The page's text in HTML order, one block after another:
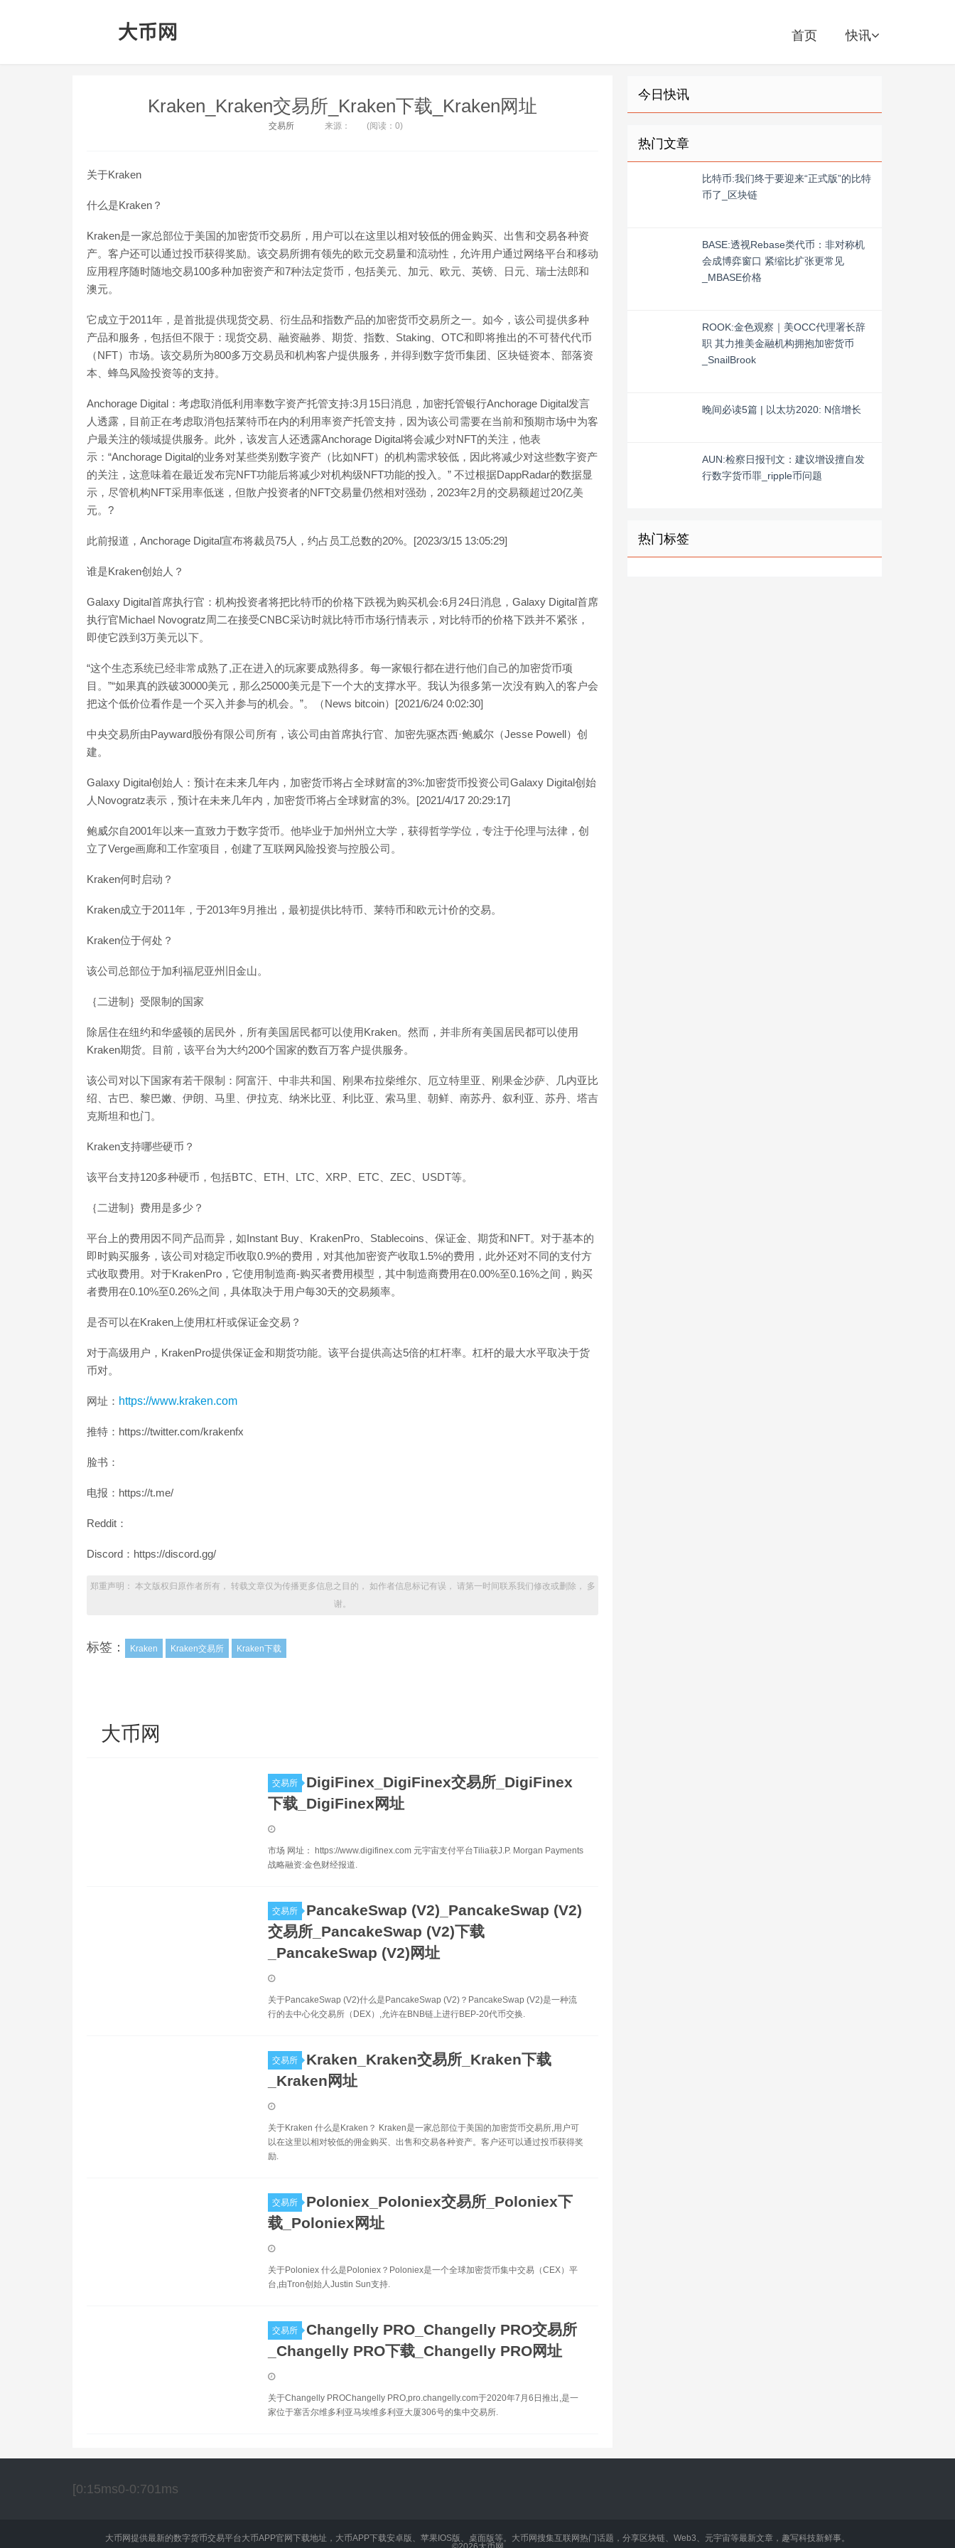
首页 快讯
Kraken_Kraken交易所_Kraken下载_Kraken网址
交易所 来源： (阅读：0)
关于Kraken
什么是Kraken？
Kraken是一家总部位于美国的加密货币交易所，用户可以在这里以相对较低的佣金购买、出售和交易各种资
产。客户还可以通过投币获得奖励。该交易所拥有领先的欧元交易量和流动性，允许用户通过网络平台和移动
应用程序随时随地交易100多种加密资产和7种法定货币，包括美元、加元、欧元、英镑、日元、瑞士法郎和
澳元。
它成立于2011年，是首批提供现货交易、衍生品和指数产品的加密货币交易所之一。如今，该公司提供多种
产品和服务，包括但不限于：现货交易、融资融券、期货、指数、Staking、OTC和即将推出的不可替代代币
（NFT）市场。该交易所为800多万交易员和机构客户提供服务，并得到数字货币集团、区块链资本、部落资
本、蜂鸟风险投资等的支持。
Anchorage Digital：考虑取消低利用率数字资产托管支持:3月15日消息，加密托管银行Anchorage Digital发言
人透露，目前正在考虑取消包括莱特币在内的利用率资产托管支持，因为该公司需要在当前和预期市场中为客
户最关注的领域提供服务。此外，该发言人还透露Anchorage Digital将会减少对NFT的关注，他表
示：“Anchorage Digital的业务对某些类别数字资产（比如NFT）的机构需求较低，因此将减少对这些数字资产
的关注，这意味着在最近发布完NFT功能后将减少对机构级NFT功能的投入。” 不过根据DappRadar的数据显
示，尽管机构NFT采用率低迷，但散户投资者的NFT交易量仍然相对强劲，2023年2月的交易额超过20亿美
元。?
此前报道，Anchorage Digital宣布将裁员75人，约占员工总数的20%。[2023/3/15 13:05:29]
谁是Kraken创始人？
Galaxy Digital首席执行官：机构投资者将把比特币的价格下跌视为购买机会:6月24日消息，Galaxy Digital首席
执行官Michael Novogratz周二在接受CNBC采访时就比特币市场行情表示，对比特币的价格下跌并不紧张，
即使它跌到3万美元以下。
“这个生态系统已经非常成熟了,正在进入的玩家要成熟得多。每一家银行都在进行他们自己的加密货币项
目。”“如果真的跌破30000美元，那么25000美元是下一个大的支撑水平。我认为很多第一次没有购入的客户会
把这个低价位看作是一个买入并参与的机会。”。（News bitcoin）[2021/6/24 0:02:30]
中央交易所由Payward股份有限公司所有，该公司由首席执行官、加密先驱杰西·鲍威尔（Jesse Powell）创
建。
Galaxy Digital创始人：预计在未来几年内，加密货币将占全球财富的3%:加密货币投资公司Galaxy Digital创始
人Novogratz表示，预计在未来几年内，加密货币将占全球财富的3%。[2021/4/17 20:29:17]
鲍威尔自2001年以来一直致力于数字货币。他毕业于加州州立大学，获得哲学学位，专注于伦理与法律，创
立了Verge画廊和工作室项目，创建了互联网风险投资与控股公司。
Kraken何时启动？
Kraken成立于2011年，于2013年9月推出，最初提供比特币、莱特币和欧元计价的交易。
Kraken位于何处？
该公司总部位于加利福尼亚州旧金山。
｛二进制｝受限制的国家
除居住在纽约和华盛顿的居民外，所有美国居民都可以使用Kraken。然而，并非所有美国居民都可以使用
Kraken期货。目前，该平台为大约200个国家的数百万客户提供服务。
该公司对以下国家有若干限制：阿富汗、中非共和国、刚果布拉柴维尔、厄立特里亚、刚果金沙萨、几内亚比
绍、古巴、黎巴嫩、伊朗、马里、伊拉克、纳米比亚、利比亚、索马里、朝鲜、南苏丹、叙利亚、苏丹、塔吉
克斯坦和也门。
Kraken支持哪些硬币？
该平台支持120多种硬币，包括BTC、ETH、LTC、XRP、ETC、ZEC、USDT等。
｛二进制｝费用是多少？
平台上的费用因不同产品而异，如Instant Buy、KrakenPro、Stablecoins、保证金、期货和NFT。对于基本的
即时购买服务，该公司对稳定币收取0.9%的费用，对其他加密资产收取1.5%的费用，此外还对不同的支付方
式收取费用。对于KrakenPro，它使用制造商-购买者费用模型，其中制造商费用在0.00%至0.16%之间，购买
者费用在0.10%至0.26%之间，具体取决于用户每30天的交易频率。
是否可以在Kraken上使用杠杆或保证金交易？
对于高级用户，KrakenPro提供保证金和期货功能。该平台提供高达5倍的杠杆率。杠杆的最大水平取决于货
币对。
网址： https://www.kraken.com
推特：https://twitter.com/krakenfx
脸书：
电报：https://t.me/
Reddit：
Discord：https://discord.gg/
郑重声明： 本文版权归原作者所有， 转载文章仅为传播更多信息之目的， 如作者信息标记有误， 请第一时间联系我们修改或删除， 多
谢。
标签： Kraken Kraken交易所 Kraken下载
大币网
交易所
DigiFinex_DigiFinex交易所_DigiFinex
下载_DigiFinex网址
市场 网址： https://www.digifinex.com 元宇宙支付平台Tilia获J.P. Morgan Payments
战略融资:金色财经报道.
交易所
PancakeSwap (V2)_PancakeSwap (V2)
交易所_PancakeSwap (V2)下载
_PancakeSwap (V2)网址
关于PancakeSwap (V2)什么是PancakeSwap (V2)？PancakeSwap (V2)是一种流
行的去中心化交易所（DEX）,允许在BNB链上进行BEP-20代币交换.
交易所
Kraken_Kraken交易所_Kraken下载
_Kraken网址
关于Kraken 什么是Kraken？ Kraken是一家总部位于美国的加密货币交易所,用户可
以在这里以相对较低的佣金购买、出售和交易各种资产。客户还可以通过投币获得奖
励.
交易所
Poloniex_Poloniex交易所_Poloniex下
载_Poloniex网址
关于Poloniex 什么是Poloniex？Poloniex是一个全球加密货币集中交易（CEX）平
台,由Tron创始人Justin Sun支持.
交易所
Changelly PRO_Changelly PRO交易所
_Changelly PRO下载_Changelly PRO网址
关于Changelly PROChangelly PRO,pro.changelly.com于2020年7月6日推出,是一
家位于塞舌尔维多利亚马埃维多利亚大厦306号的集中交易所.
今日快讯
热门文章
比特币:我们终于要迎来“正式版”的比特
币了_区块链
BASE:透视Rebase类代币：非对称机
会成博弈窗口 紧缩比扩张更常见
_MBASE价格
ROOK:金色观察｜美OCC代理署长辞
职 其力推美金融机构拥抱加密货币
_SnailBrook
晚间必读5篇 | 以太坊2020: N倍增长
AUN:检察日报刊文：建议增设擅自发
行数字货币罪_ripple币问题
热门标签
[0:15ms0-0:701ms
大币网提供最新的数字货币交易平台大币APP官网下载地址，大币APP下载安卓版、苹果IOS版、桌面版等。大币网搜集互联网热门话题，分享区块链、Web3、元宇宙等最新文章，趣写科技新鲜事。